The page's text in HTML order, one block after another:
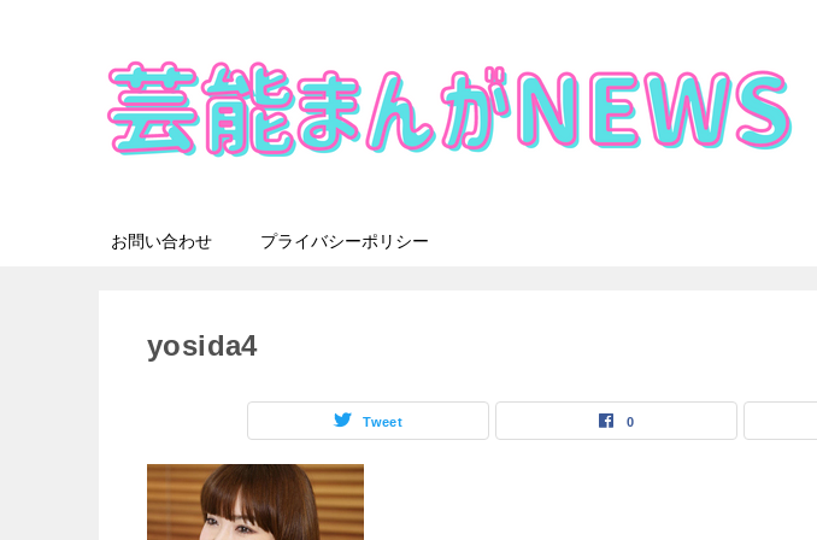
お問い合わせ プライバシーポリシー
yosida4
Tweet 0